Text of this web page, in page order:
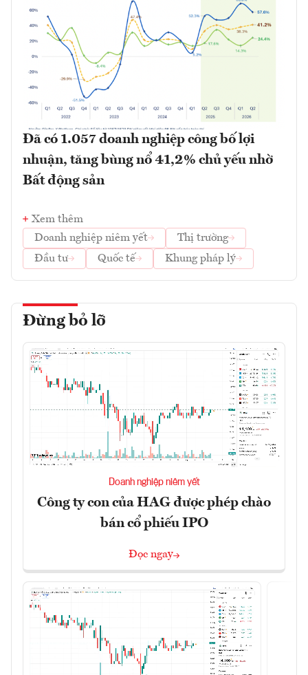
Đã có 1.057 doanh nghiệp công bố lợi
nhuận, tăng bùng nổ 41,2% chủ yếu nhờ
Bất động sản
Xem thêm
Doanh nghiệp niêm yết
Thị trường
Đầu tư
Quốc tế Khung pháp lý
Đừng bỏ lỡ
Doanh nghiệp niêm yết
Công ty con của HAG được phép chào
bán cổ phiếu IPO
Đọc ngay